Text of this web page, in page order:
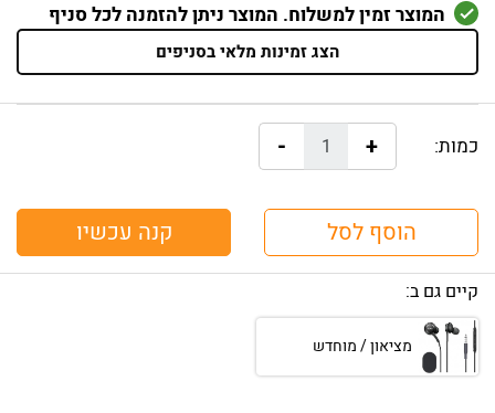
המוצר זמין למשלוח. המוצר ניתן להזמנה לכל סניף
הצג זמינות מלאי בסניפים
כמות: +
-
הוסף לסל קנה עכשיו
קיים גם ב:
מציאון / מוחדש